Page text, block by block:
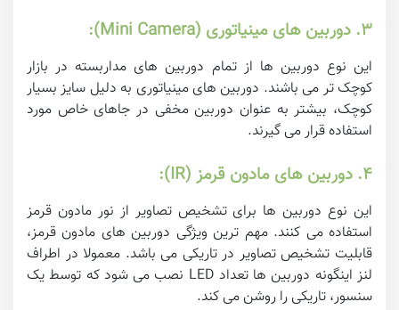
۳. دوربین های مینیاتوری (Mini Camera):
این نوع دوربین ها از تمام دوربین های مداربسته در بازار
کوچک تر می باشند. دوربین های مینیاتوری به دلیل سایز بسیار
کوچک، بیشتر به عنوان دوربین مخفی در جاهای خاص مورد
استفاده قرار می گیرند.
۴. دوربین های مادون قرمز (IR):
این نوع دوربین ها برای تشخیص تصاویر از نور مادون قرمز
استفاده می کنند. مهم ترین ویژگی دوربین های مادون قرمز،
قابلیت تشخیص تصاویر در تاریکی می باشد. معمولا در اطراف
لنز اینگونه دوربین ها تعداد LED نصب می شود که توسط یک
سنسور، تاریکی را روشن می کند.